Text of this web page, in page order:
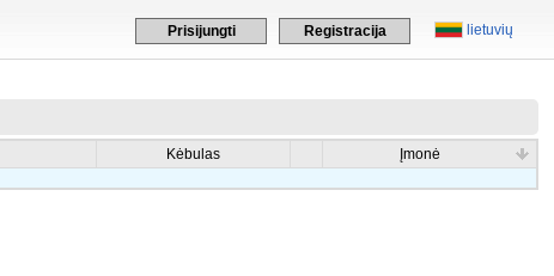
lietuvių
Prisijungti Registracija
Kėbulas
Įmonė